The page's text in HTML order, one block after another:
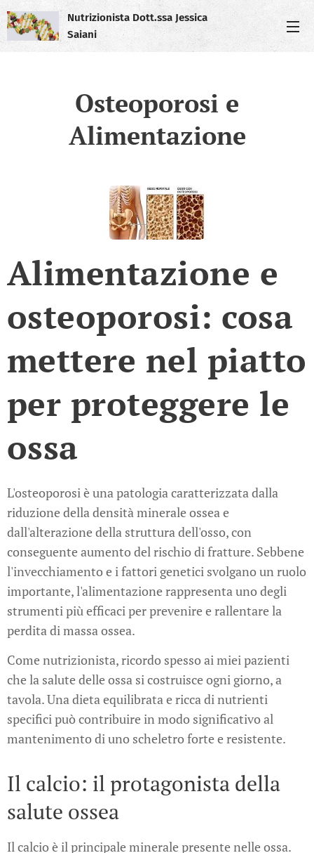
Nutrizionista Dott.ssa Jessica
Saiani
Osteoporosi e
Alimentazione
Alimentazione e
osteoporosi: cosa
mettere nel piatto
per proteggere le
ossa
L'osteoporosi è una patologia caratterizzata dalla
riduzione della densità minerale ossea e
dall'alterazione della struttura dell'osso, con
conseguente aumento del rischio di fratture. Sebbene
l'invecchiamento e i fattori genetici svolgano un ruolo
importante, l'alimentazione rappresenta uno degli
strumenti più efficaci per prevenire e rallentare la
perdita di massa ossea.
Come nutrizionista, ricordo spesso ai miei pazienti
che la salute delle ossa si costruisce ogni giorno, a
tavola. Una dieta equilibrata e ricca di nutrienti
specifici può contribuire in modo significativo al
mantenimento di uno scheletro forte e resistente.
Il calcio: il protagonista della
salute ossea
Il calcio è il principale minerale presente nelle ossa.